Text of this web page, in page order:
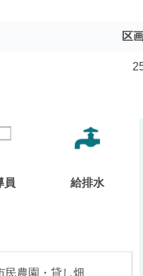
区
員 給排水
民農園・貸し畑